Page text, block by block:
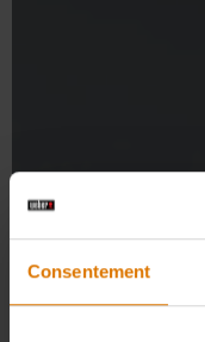
Consentement